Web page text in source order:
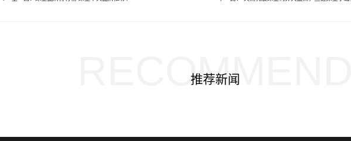
推荐新闻
RECOMMEND